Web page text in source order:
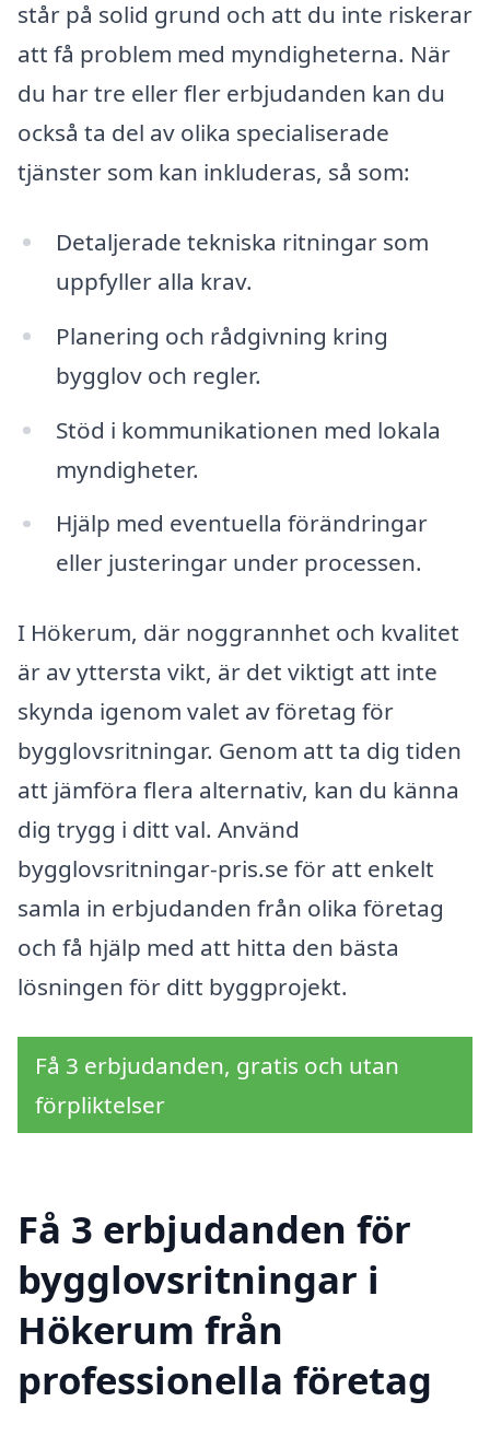
står på solid grund och att du inte riskerar
att få problem med myndigheterna. När
du har tre eller fler erbjudanden kan du
också ta del av olika specialiserade
tjänster som kan inkluderas, så som:
Detaljerade tekniska ritningar som
uppfyller alla krav.
Planering och rådgivning kring
bygglov och regler.
Stöd i kommunikationen med lokala
myndigheter.
Hjälp med eventuella förändringar
eller justeringar under processen.
I Hökerum, där noggrannhet och kvalitet
är av yttersta vikt, är det viktigt att inte
skynda igenom valet av företag för
bygglovsritningar. Genom att ta dig tiden
att jämföra flera alternativ, kan du känna
dig trygg i ditt val. Använd
bygglovsritningar-pris.se för att enkelt
samla in erbjudanden från olika företag
och få hjälp med att hitta den bästa
lösningen för ditt byggprojekt.
Få 3 erbjudanden, gratis och utan
förpliktelser
Få 3 erbjudanden för
bygglovsritningar i
Hökerum från
professionella företag